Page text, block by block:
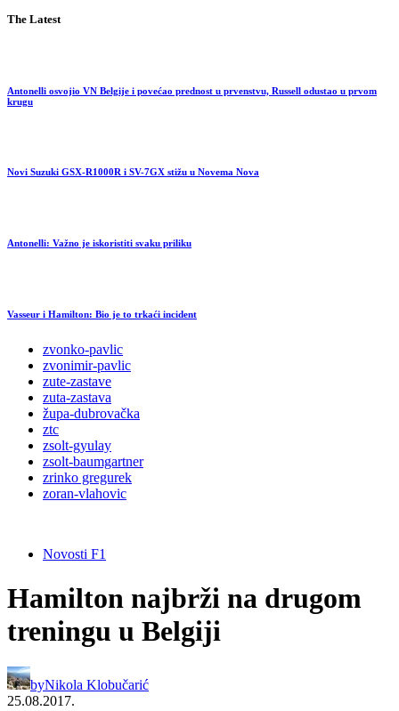
The Latest
Antonelli osvojio VN Belgije i povećao prednost u prvenstvu, Russell odustao u prvom
krugu
Novi Suzuki GSX-R1000R i SV-7GX stižu u Novema Nova
Antonelli: Važno je iskoristiti svaku priliku
Vasseur i Hamilton: Bio je to trkaći incident
zvonko-pavlic
zvonimir-pavlic
zute-zastave
zuta-zastava
župa-dubrovačka
ztc
zsolt-gyulay
zsolt-baumgartner
zrinko gregurek
zoran-vlahovic
Novosti F1
Hamilton najbrži na drugom
treningu u Belgiji
byNikola Klobučarić
25.08.2017.